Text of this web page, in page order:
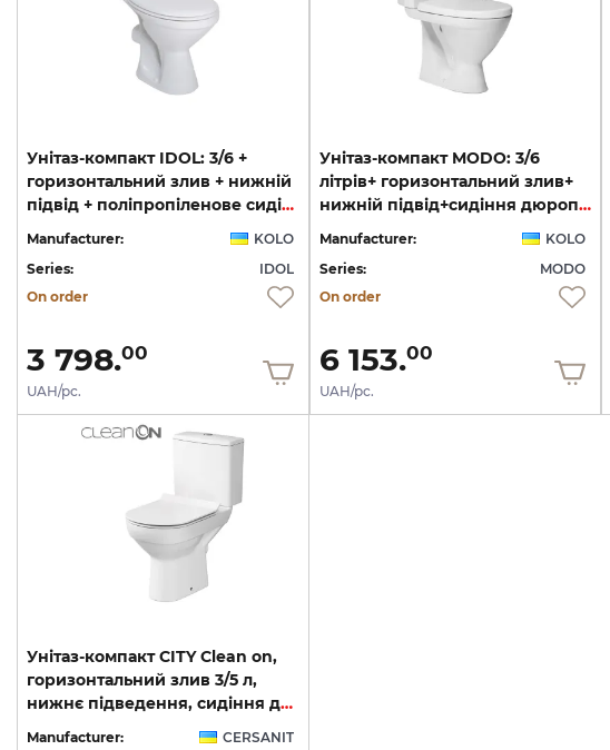
Унітаз-компакт IDOL: 3/6 +
горизонтальний злив + нижній
підвід + поліпропіленове сидіння 1902600U
Manufacturer:
KOLO
Series:
IDOL
On order
3 798.00
UAH/pc.
Унітаз-компакт MODO: 3/6
літрів+ горизонтальний злив+
нижній підвід+сидіння дюропластове L39000000 UA
Manufacturer:
KOLO
Series:
MODO
On order
6 153.00
UAH/pc.
Унітаз-компакт CITY Clean on,
горизонтальний злив 3/5 л,
нижнє підведення, сидіння дюропластове Slim Soft Close
Manufacturer: CERSANIT